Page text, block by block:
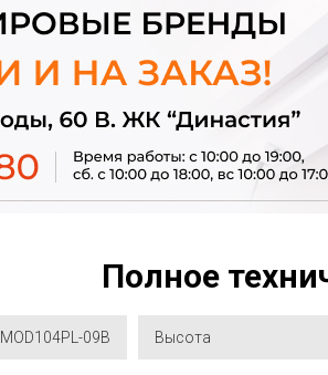
Полное
MOD104PL-09B Высота